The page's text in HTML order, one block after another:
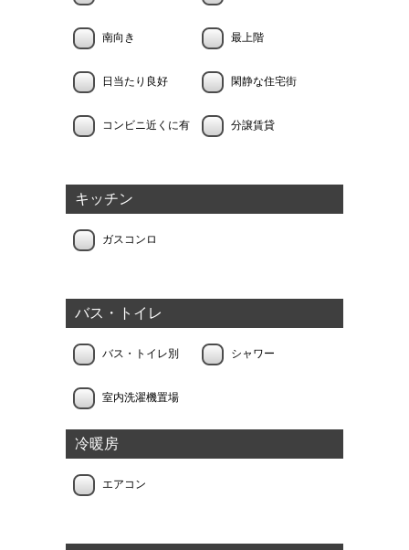
南向き 最上階
日当たり良好 閑静な住宅街
コンビニ近くに有 分譲賃貸
キッチン
ガスコンロ
バス・トイレ
バス・トイレ別 シャワー
室内洗濯機置場
冷暖房
エアコン